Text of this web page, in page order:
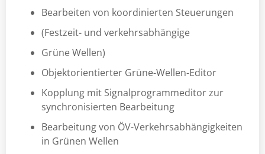
Bearbeiten von koordinierten Steuerungen
(Festzeit- und verkehrsabhängige
Grüne Wellen)
Objektorientierter Grüne-Wellen-Editor
Kopplung mit Signalprogrammeditor zur
synchronisierten Bearbeitung
Bearbeitung von ÖV-Verkehrsabhängigkeiten
in Grünen Wellen